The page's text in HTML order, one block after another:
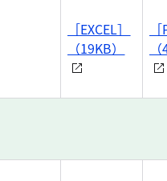
［EXCEL］
（19KB）